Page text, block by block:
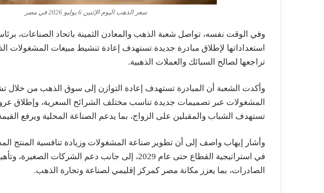
سعر الذهب اليوم الإثنين 6 يوليو 2026 في مصر
وفي الوقت نفسه، تواصل شعبة الذهب والمعادن الثمينة باتحاد الصناعات،
استعداداتها لإطلاق مبادرة جديدة تستهدف إعادة تنشيط مبيعات المشغولات
تراجعها لصالح السبائك والعملات الذهبية.
وأكدت الشعبة أن المبادرة تستهدف إعادة التوازن إلى سوق الذهب من خلال
المشغولات عبر تصميمات جديدة تناسب مختلف الشرائح السعرية، وإطلاق
تستهدف الشباب والمقبلين على الزواج، بما يدعم الصناعة المحلية ويرفع
وأشار إيهاب واصف إلى أن تطوير صناعة المشغولات وزيادة تنافسية المنتج
في استراتيجية القطاع حتى عام 2029، إلى جانب دعم الشركات
الصادرات، بما يعزز مكانة مصر كمركز إقليمي لصناعة وتجارة الذهب.